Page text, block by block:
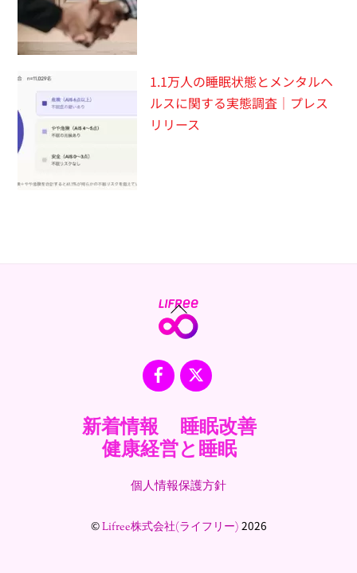
1.1万人の睡眠状態とメンタルヘ
ルスに関する実態調査｜プレス
リリース
Back
To
Facebook
X
新着情報
睡眠改善
健康経営と睡眠
個人情報保護方針
©Lifree株式会社(ライフリー) 2026